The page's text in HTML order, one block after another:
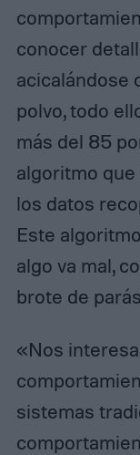
conocer
acicalándose
polvo, todo
más del 85
algoritmo
los datos
Este
algo va mal,
brote de
«Nos
sistemas